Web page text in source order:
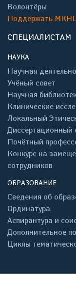
Волонтёры
Поддержать
СПЕЦИАЛИСТАМ
НАУКА
Научная
Учёный совет
Научная
Клинические
Локальный
Диссертационный
Почётный
Конкурс на
сотрудников
ОБРАЗОВАНИЕ
Сведения об
Ординатура
Аспирантура и
Дополнительное
Циклы